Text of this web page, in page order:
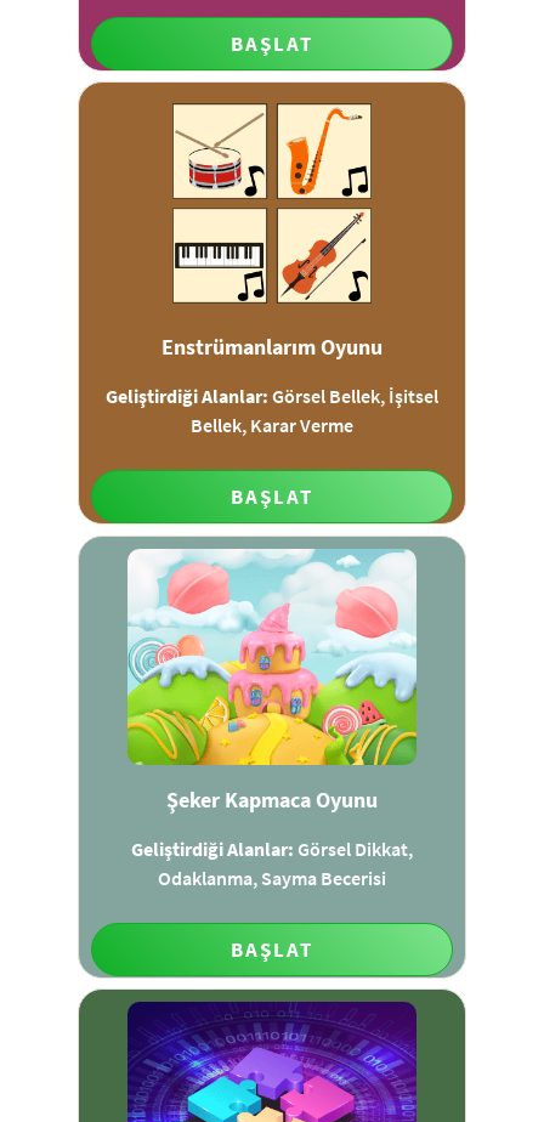
BAŞLAT
Enstrümanlarım Oyunu
Geliştirdiği Alanlar: Görsel Bellek, İşitsel
Bellek, Karar Verme
BAŞLAT
Şeker Kapmaca Oyunu
Geliştirdiği Alanlar: Görsel Dikkat,
Odaklanma, Sayma Becerisi
BAŞLAT